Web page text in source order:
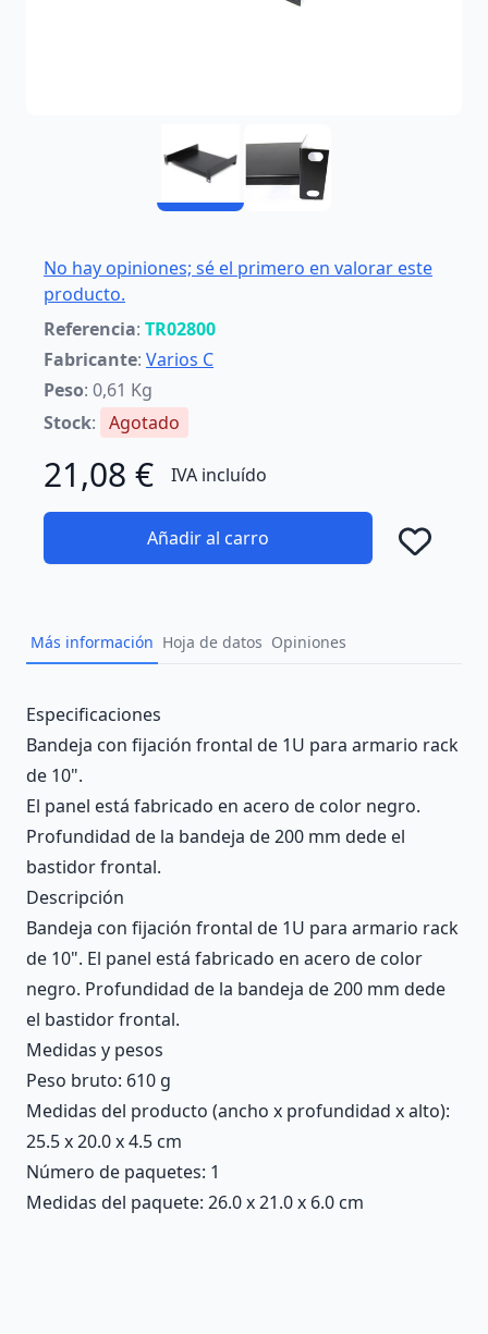
No hay opiniones; sé el primero en valorar este
producto.
Referencia: TR02800
Fabricante: Varios C
Peso: 0,61 Kg
Stock: Agotado
21,08 € IVA incluído
Añadir al carro
Más información Hoja de datos Opiniones
Description
Especificaciones
Bandeja con fijación frontal de 1U para armario rack
de 10".
El panel está fabricado en acero de color negro.
Profundidad de la bandeja de 200 mm dede el
bastidor frontal.
Descripción
Bandeja con fijación frontal de 1U para armario rack
de 10". El panel está fabricado en acero de color
negro. Profundidad de la bandeja de 200 mm dede
el bastidor frontal.
Medidas y pesos
Peso bruto: 610 g
Medidas del producto (ancho x profundidad x alto):
25.5 x 20.0 x 4.5 cm
Número de paquetes: 1
Medidas del paquete: 26.0 x 21.0 x 6.0 cm